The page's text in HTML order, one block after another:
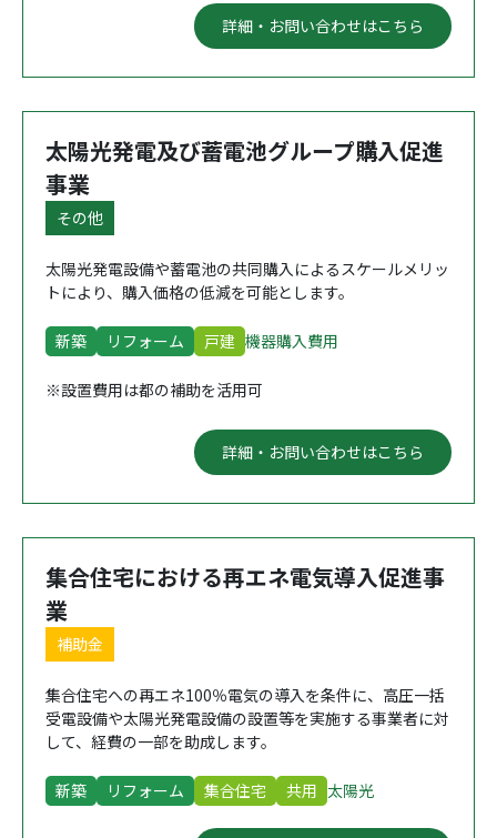
詳細・お問い合わせはこちら
太陽光発電及び蓄電池グループ購入促進
事業
その他
太陽光発電設備や蓄電池の共同購入によるスケールメリッ
トにより、購入価格の低減を可能とします。
新築 リフォーム 戸建 機器購入費用
※設置費用は都の補助を活用可
詳細・お問い合わせはこちら
集合住宅における再エネ電気導入促進事
業
補助金
集合住宅への再エネ100％電気の導入を条件に、高圧一括
受電設備や太陽光発電設備の設置等を実施する事業者に対
して、経費の一部を助成します。
新築 リフォーム 集合住宅 共用 太陽光